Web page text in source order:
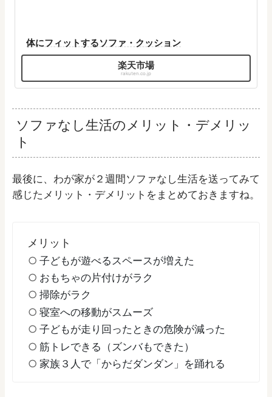
体にフィットするソファ・クッション
楽天市場
ソファなし生活のメリット・デメリッ
ト
最後に、わが家が２週間ソファなし生活を送ってみて
感じたメリット・デメリットをまとめておきますね。
メリット
子どもが遊べるスペースが増えた
おもちゃの片付けがラク
掃除がラク
寝室への移動がスムーズ
子どもが走り回ったときの危険が減った
筋トレできる（ズンバもできた）
家族３人で「からだダンダン」を踊れる